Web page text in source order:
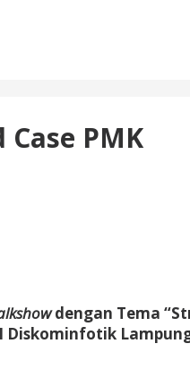
PMK
dengan Tema